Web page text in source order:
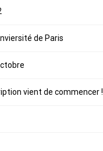
de Paris
vient de commencer !